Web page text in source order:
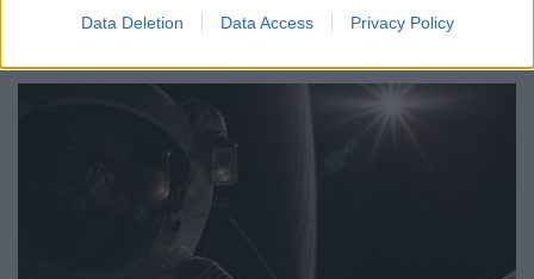
Data Deletion Data Access Privacy Policy
megtermelt többletenergia fejében, így a napelemes
rendszer megtérülési ideje is messzire kitolódik.